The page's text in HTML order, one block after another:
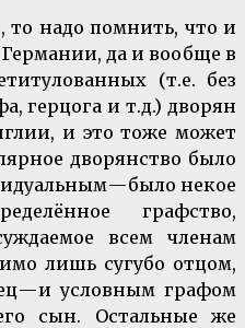
то надо помнить, что и
да и вообще в
(т.е. без
герцога и т.д.) дворян
и это тоже может
дворянство было
— было некое
графство,
всем членам
лишь сугубо отцом,
— и условным графом
сын. Остальные же